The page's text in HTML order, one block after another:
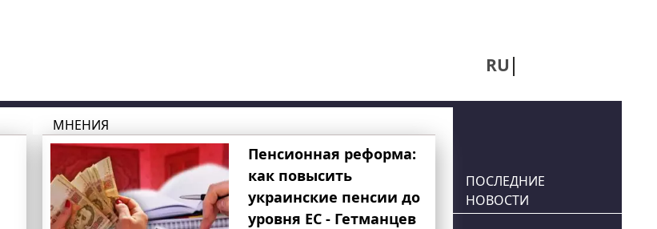
RU
МНЕНИЯ
Пенсионная реформа:
как повысить
украинские пенсии до
уровня ЕС - Гетманцев
ПОСЛЕДНИЕ
НОВОСТИ